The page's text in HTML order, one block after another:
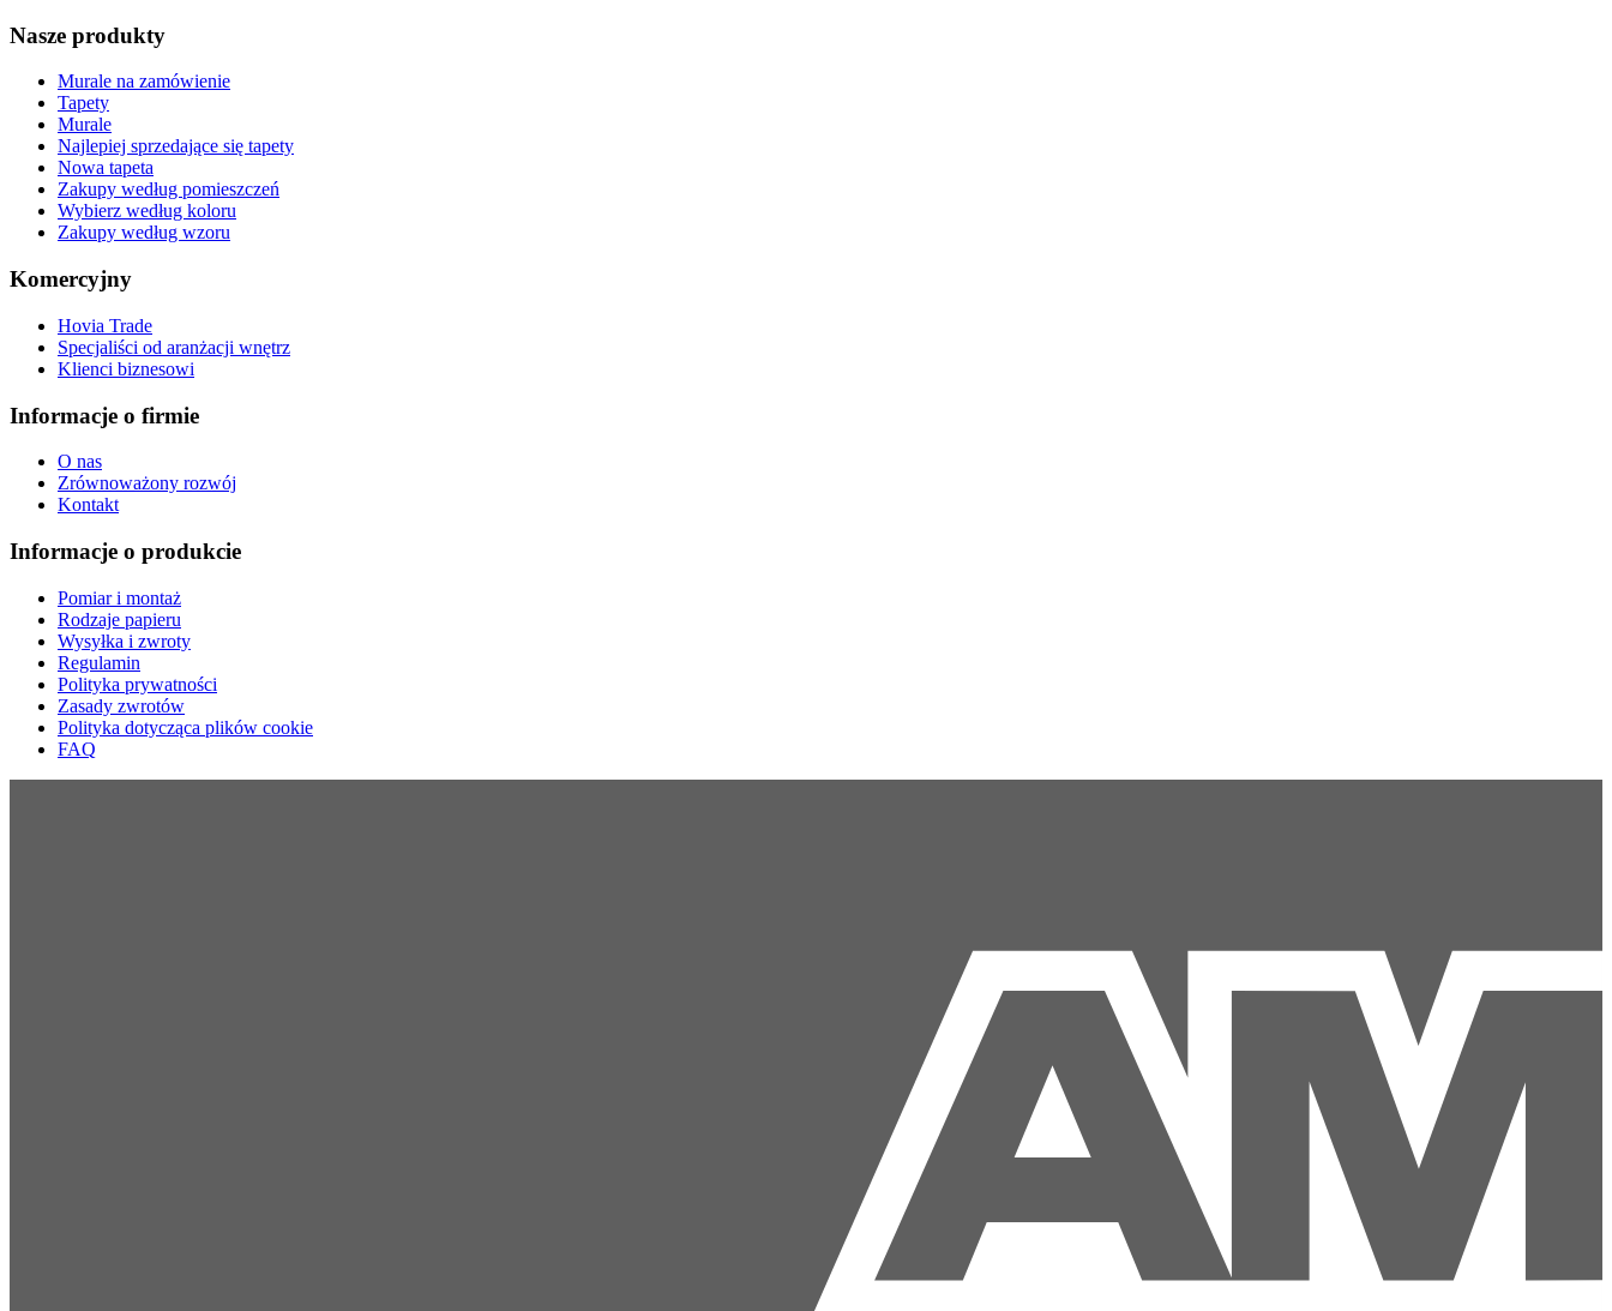
Nasze produkty
Murale na zamówienie
Tapety
Murale
Najlepiej sprzedające się tapety
Nowa tapeta
Zakupy według pomieszczeń
Wybierz według koloru
Zakupy według wzoru
Komercyjny
Hovia Trade
Specjaliści od aranżacji wnętrz
Klienci biznesowi
Informacje o firmie
O nas
Zrównoważony rozwój
Kontakt
Informacje o produkcie
Pomiar i montaż
Rodzaje papieru
Wysyłka i zwroty
Regulamin
Polityka prywatności
Zasady zwrotów
Polityka dotycząca plików cookie
FAQ